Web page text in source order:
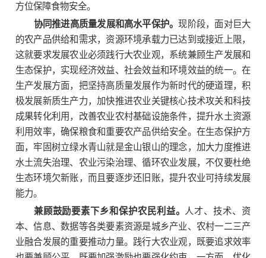
方位保障食物安全。
协同推进高质量发展和高水平保护。现阶段，面对巨大
的农产品供给和需求，资源环境承载力已达到或接近上限，
这就要求发展农业必须践行大农业观，系统兼顾生产发展和
生态保护，实现经济效益、社会效益和环境效益的统一。在
生产发展方面，把坚持高质量发展作为新时代的硬道理，积
极发展新质生产力，加快推进农业关键核心技术攻关和科技
成果转化利用，改善农业农村基础设施条件，提升水土资源
利用效率，确保粮食和重要农产品供给安全。在生态保护方
面，牢固树立绿水青山就是金山银山的理念，加大力度推进
水土流失治理、农业污染治理、循环农业发展，不仅要杜绝
生态环境欠新账，而且要逐步还旧账，提升农业可持续发展
能力。
兼顾鼓励要素下乡和保护农民利益。 人才、技术、资
本、信息、数据等各类要素资源是城乡产业、农村一二三产
业融合发展的重要推动力量。践行大农业观，既要追求效率